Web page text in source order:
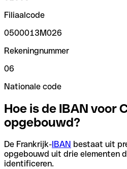
Filiaalcode
0500013M026
Rekeningnummer
06
Nationale code
Hoe is de IBAN voor
opgebouwd?
De Frankrijk-IBAN bestaat uit
opgebouwd uit drie elementen
identificeren.